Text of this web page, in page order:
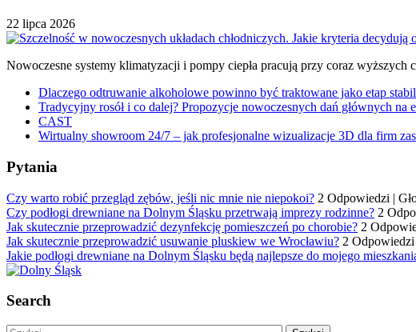
22 lipca 2026
Nowoczesne systemy klimatyzacji i pompy ciepła pracują przy coraz
Dlaczego odtruwanie alkoholowe powinno być traktowane jako etap
Tradycyjny rosół i co dalej? Propozycje nowoczesnych dań głównych na
CAST
Wirtualny showroom 24/7 – jak profesjonalne wizualizacje 3D dla firm
Pytania
Czy warto robić przegląd zębów, jeśli nic mnie nie niepokoi? 2 Odpowiedzi |
Czy podłogi drewniane na Dolnym Śląsku przetrwają imprezy rodzinne? 2
Jak skutecznie przeprowadzić dezynfekcję pomieszczeń po chorobie? 2
Jak skutecznie przeprowadzić usuwanie pluskiew we Wrocławiu? 2 Odpowiedzi
Jakie podłogi drewniane na Dolnym Śląsku będą najlepsze do mojego
Search